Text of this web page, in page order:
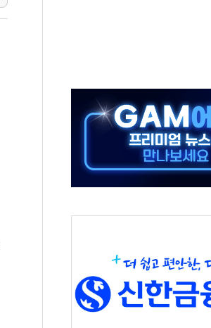
해 보는 일 없게"…'결혼 페널티' 22개 과제 손본다
기 살해 10대 아들 체포
' 받아친 정청래…제주 연설서 신경전 고조